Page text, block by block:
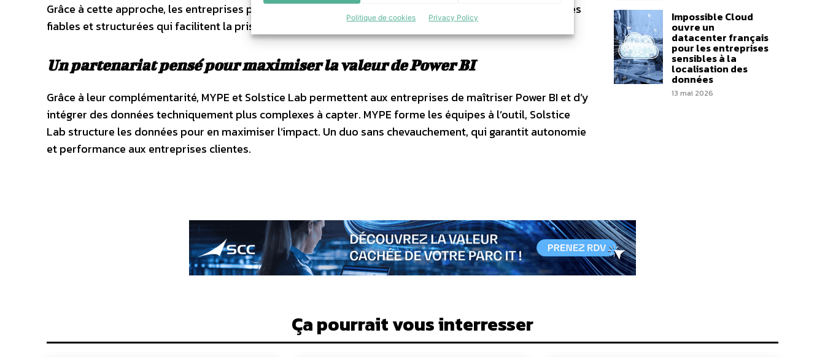
Politique de cookies Privacy Policy
Grâce à cette approche, les entreprises peuvent exploiter Power BI à son plein potentiel, avec des données
fiables et structurées qui facilitent la prise de décision et l’optimisation des performances.
Un partenariat pensé pour maximiser la valeur de Power BI
Grâce à leur complémentarité, MYPE et Solstice Lab permettent aux entreprises de maîtriser Power BI et d’y
intégrer des données techniquement plus complexes à capter. MYPE forme les équipes à l’outil, Solstice
Lab structure les données pour en maximiser l’impact. Un duo sans chevauchement, qui garantit autonomie
et performance aux entreprises clientes.
Impossible Cloud
ouvre un
datacenter français
pour les entreprises
sensibles à la
localisation des
données
13 mai 2026
Ça pourrait vous interresser